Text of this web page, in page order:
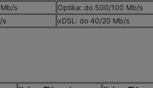
s
Optika: do 500/100 Mb/s
s
xDSL: do 40/20 Mb/s